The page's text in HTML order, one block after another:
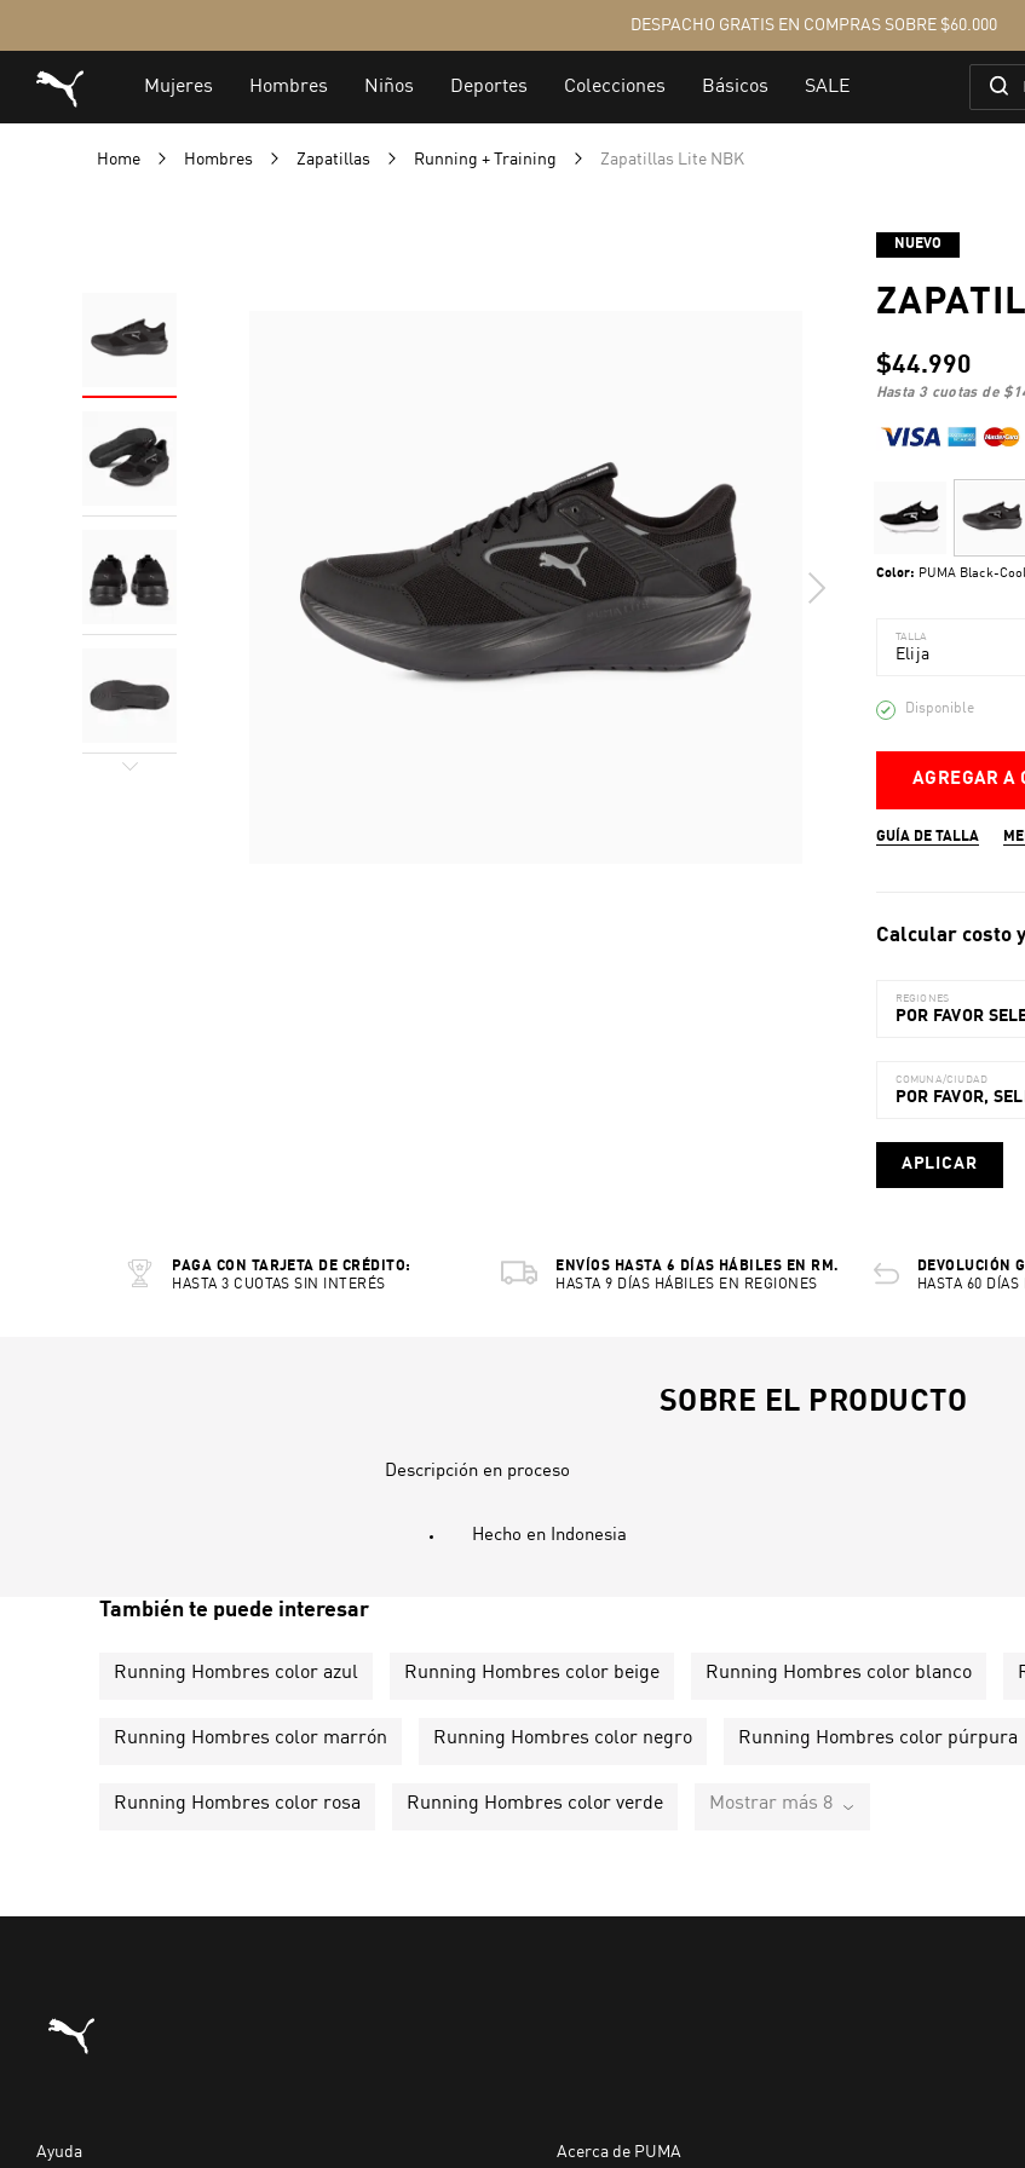
Home Hombres Zapatillas Running + Training Zapatillas Lite NBK
NUEVO
$44.990
hasta 3 cuotas de
Color: PUMA Black-
TALLA
Elija
Disponible
AGREGAR A
GUÍA DE TALLA
Calcular costo
REGIONES
POR FAVOR
COMUNA/CIUDAD
POR FAVOR,
APLICAR
PAGA CON TARJETA DE CRÉDITO:
HASTA 3 CUOTAS SIN INTERÉS
ENVÍOS HASTA 6 DÍAS HÁBILES EN RM.
HASTA 9 DÍAS HÁBILES EN REGIONES
DEVOLUCIÓN
HASTA 60
SOBRE EL PRODUCTO
Descripción en proceso
Hecho en Indonesia
También te puede interesar
Running Hombres color azul Running Hombres color beige Running Hombres color blanco
Running Hombres color marrón Running Hombres color negro Running Hombres color púrpura
Running Hombres color rosa Running Hombres color verde Mostrar más 8